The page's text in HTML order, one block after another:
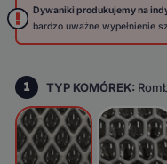
Dywaniki produkujemy na
bardzo uważne wypełnienie
1 TYP KOMÓREK: